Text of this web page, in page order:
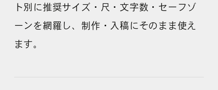
よくある質問
ト別に推奨サイズ・尺・文字数・セーフゾ
ーンを網羅し、制作・入稿にそのまま使え
ます。